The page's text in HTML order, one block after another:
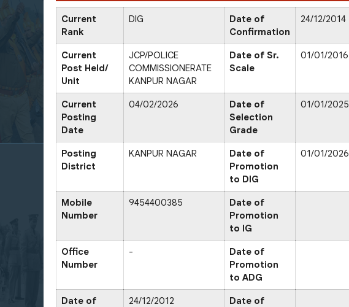
Current
Rank
DIG
Date of
Confirmation
24/12/2014
Current
Post Held/
Unit
JCP/POLICE
COMMISSIONERATE
KANPUR NAGAR
Date of Sr.
Scale
01/01/2016
Current
Posting
Date
04/02/2026
Date of
Selection
Grade
01/01/2025
Posting
District
KANPUR NAGAR
Date of
Promotion
to DIG
01/01/2026
Mobile
Number
9454400385
Date of
Promotion
to IG
Office
Number
-
Date of
Promotion
to ADG
Date of
24/12/2012
Date of